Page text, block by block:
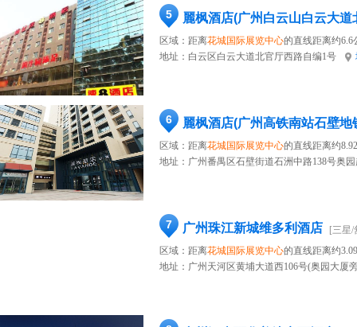
5 麗枫酒店(广州白云山白云大道
区域：距离花城国际展览中心的直线距离约6.6
地址： 白云区白云大道北官厅西路自编1号
6 麗枫酒店(广州高铁南站石壁地
区域：距离花城国际展览中心的直线距离约
地址： 广州番禺区石壁街道石洲中路138号奥
7 广州珠江新城维多利酒店
[三星/
区域：距离花城国际展览中心的直线距离约
地址： 广州天河区黄埔大道西106号(奥园大厦